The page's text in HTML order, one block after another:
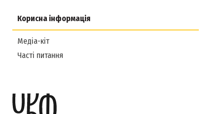
Корисна інформація
Медіа-кіт
Часті питання